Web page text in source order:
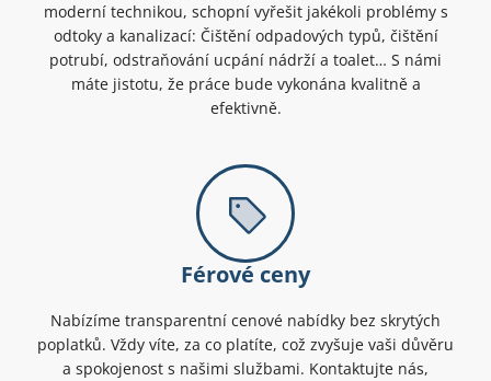
moderní technikou, schopní vyřešit jakékoli problémy s
odtoky a kanalizací: Čištění odpadových typů, čištění
potrubí, odstraňování ucpání nádrží a toalet… S námi
máte jistotu, že práce bude vykonána kvalitně a
efektivně.
Férové ceny
Nabízíme transparentní cenové nabídky bez skrytých
poplatků. Vždy víte, za co platíte, což zvyšuje vaši důvěru
a spokojenost s našimi službami. Kontaktujte nás,